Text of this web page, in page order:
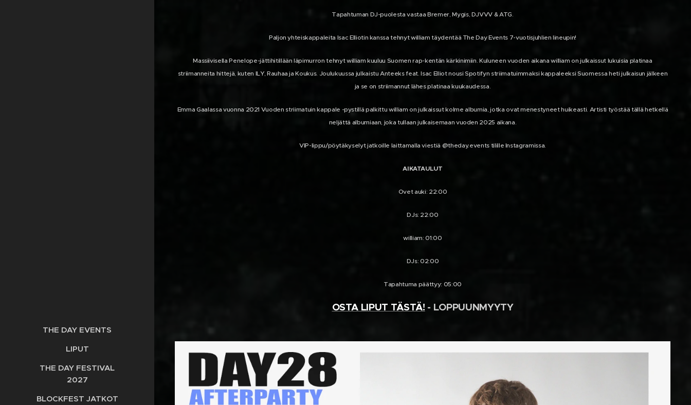
THE DAY EVENTS
LIPUT
THE DAY FESTIVAL
2027
BLOCKFEST JATKOT
Tapahtuman DJ-puolesta vastaa Bremer, Mygis, DJVVV & ATG.
Paljon yhteiskappaleita Isac Elliotin kanssa tehnyt william täydentää The Day Events 7-vuotisjuhlien lineupin!
Massiivisella Penelope-jättihitillään läpimurron tehnyt william kuuluu Suomen rap-kentän kärkinimiin. Kuluneen vuoden aikana william on julkaissut lukuisia platinaa
striimanneita hittejä, kuten ILY, Rauhaa ja Koukus. Joulukuussa julkaistu Anteeks feat. Isac Elliot nousi Spotifyn striimatuimmaksi kappaleeksi Suomessa heti julkaisun jälkeen
ja se on striimannut lähes platinaa kuukaudessa.
Emma Gaalassa vuonna 2021 Vuoden striimatuin kappale -pystillä palkittu william on julkaissut kolme albumia, jotka ovat menestyneet huikeasti. Artisti työstää tällä hetkellä
neljättä albumiaan, joka tullaan julkaisemaan vuoden 2025 aikana.
VIP-lippu/pöytäkyselyt jatkoille laittamalla viestiä @theday.events tilille Instagramissa.
AIKATAULUT
Ovet auki: 22:00
DJs: 22:00
william: 01:00
DJs: 02:00
Tapahtuma päättyy: 05:00
OSTA LIPUT TÄSTÄ! - LOPPUUNMYYTY